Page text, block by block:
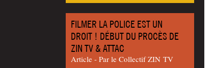
FILMER LA POLICE EST UN
DROIT ! DÉBUT DU PROCÈS DE
ZIN TV & ATTAC
Article - Par le Col­lec­tif ZIN TV